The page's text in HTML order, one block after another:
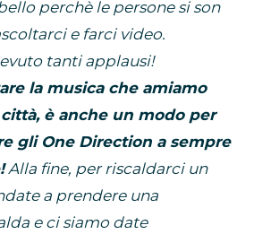
perchè le persone si son
e farci video.
tanti applausi!
la musica che amiamo
è anche un modo per
gli One Direction a sempre
Alla fine, per riscaldarci un
a prendere una
e ci siamo date